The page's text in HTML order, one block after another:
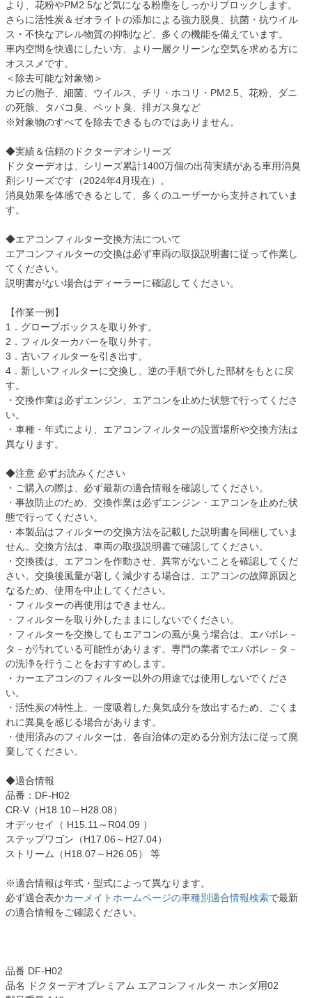
より、花粉やPM2.5など気になる粉塵をしっかりブロックします。
さらに活性炭＆ゼオライトの添加による強力脱臭、抗菌・抗ウイル
ス・不快なアレル物質の抑制など、多くの機能を備えています。
車内空間を快適にしたい方、より一層クリーンな空気を求める方に
オススメです。
＜除去可能な対象物＞
カビの胞子、細菌、ウイルス、チリ・ホコリ・PM2.5、花粉、ダニ
の死骸、タバコ臭、ペット臭、排ガス臭など
※対象物のすべてを除去できるものではありません。
◆実績＆信頼のドクターデオシリーズ
ドクターデオは、シリーズ累計1400万個の出荷実績がある車用消臭
剤シリーズです（2024年4月現在）。
消臭効果を体感できるとして、多くのユーザーから支持されていま
す。
◆エアコンフィルター交換方法について
エアコンフィルターの交換は必ず車両の取扱説明書に従って作業し
てください。
説明書がない場合はディーラーに確認してください。
【作業一例】
1．グローブボックスを取り外す。
2．フィルターカバーを取り外す。
3．古いフィルターを引き出す。
4．新しいフィルターに交換し、逆の手順で外した部材をもとに戻
す。
・交換作業は必ずエンジン、エアコンを止めた状態で行ってくださ
い。
・車種・年式により、エアコンフィルターの設置場所や交換方法は
異なります。
◆注意 必ずお読みください
・ご購入の際は、必ず最新の適合情報を確認してください。
・事故防止のため、交換作業は必ずエンジン・エアコンを止めた状
態で行ってください。
・本製品はフィルターの交換方法を記載した説明書を同梱していま
せん。交換方法は、車両の取扱説明書で確認してください。
・交換後は、エアコンを作動させ、異常がないことを確認してくだ
さい。交換後風量が著しく減少する場合は、エアコンの故障原因と
なるため、使用を中止してください。
・フィルターの再使用はできません。
・フィルターを取り外したままにしないでください。
・フィルターを交換してもエアコンの風が臭う場合は、エバポレ－
タ－が汚れている可能性があります。専門の業者でエバポレ－タ－
の洗浄を行うことをおすすめします。
・カーエアコンのフィルター以外の用途では使用しないでくださ
い。
・活性炭の特性上、一度吸着した臭気成分を放出するため、ごくま
れに異臭を感じる場合があります。
・使用済みのフィルターは、各自治体の定める分別方法に従って廃
棄してください。
◆適合情報
品番：DF-H02
CR-V（H18.10～H28.08）
オデッセイ（ H15.11～R04.09 ）
ステップワゴン（H17.06～H27.04）
ストリーム（H18.07～H26.05） 等
※適合情報は年式・型式によって異なります。
必ず適合表かカーメイトホームページの車種別適合情報検索で最新
の適合情報をご確認ください。
品番 DF-H02
品名 ドクターデオプレミアム エアコンフィルター ホンダ用02